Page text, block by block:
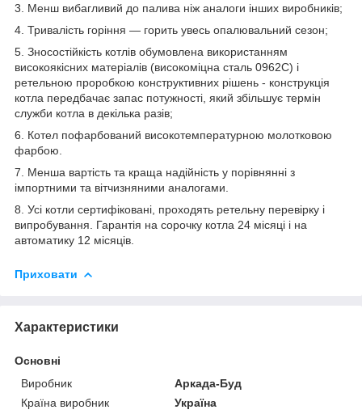
3. Менш вибагливий до палива ніж аналоги інших виробників;
4. Тривалість горіння — горить увесь опалювальний сезон;
5. Зносостійкість котлів обумовлена використанням
високоякісних матеріалів (високоміцна сталь 0962С) і
ретельною проробкою конструктивних рішень - конструкція
котла передбачає запас потужності, який збільшує термін
служби котла в декілька разів;
6. Котел пофарбований високотемпературною молотковою
фарбою.
7. Менша вартість та краща надійність у порівнянні з
імпортними та вітчизняними аналогами.
8. Усі котли сертифіковані, проходять ретельну перевірку і
випробування. Гарантія на сорочку котла 24 місяці і на
автоматику 12 місяців.
Приховати
Характеристики
Основні
Виробник
Аркада-Буд
Країна виробник
Україна